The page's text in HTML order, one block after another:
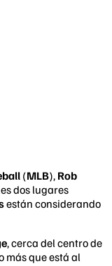
(MLB), Rob
dos lugares
están considerando
, cerca del centro de
más que está al